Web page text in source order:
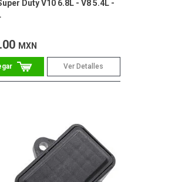
Duty V10 6.8L - V8 5.4L -
MXN
Ver Detalles